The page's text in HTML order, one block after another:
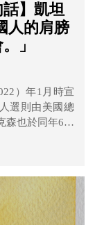
話】凱坦
人的肩膀
」
）年1月時宣
選則由美國總
森也於同年6月